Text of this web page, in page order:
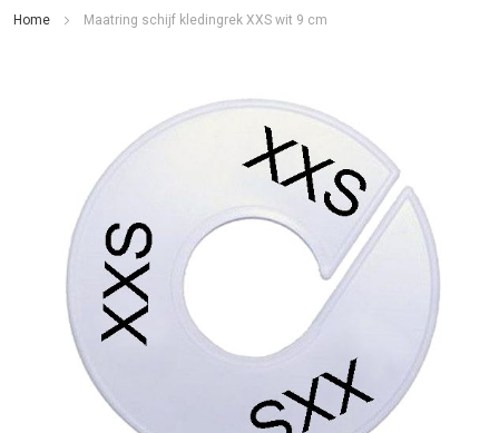
Home Maatring schijf kledingrek XXS wit 9 cm
afbeeldingen-